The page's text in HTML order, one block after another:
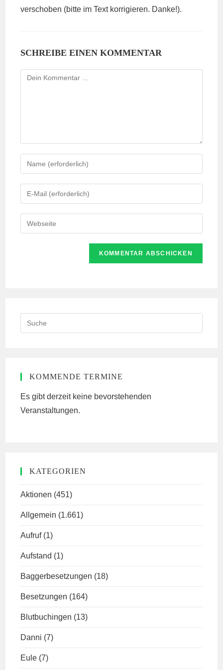
verschoben (bitte im Text korrigieren. Danke!).
SCHREIBE EINEN KOMMENTAR
Kommentieren
deinen
Namen
oder
zum
Kommentieren
deine
E-
Mail-
deine
this
KOMMENDE TERMINE
Es gibt derzeit keine bevorstehenden
Veranstaltungen.
KATEGORIEN
Aktionen (451)
Allgemein (1.661)
Aufruf (1)
Aufstand (1)
Baggerbesetzungen (18)
Besetzungen (164)
Blutbuchingen (13)
Danni (7)
Eule (7)